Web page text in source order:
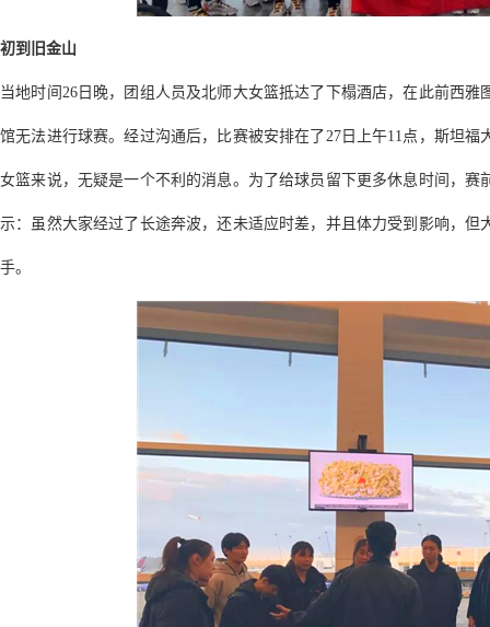
初到旧金山
当地时间26日晚，团组人员及北师大女篮抵达了下榻酒店，在此前西
馆无法进行球赛。经过沟通后，比赛被安排在了27日上午11点，斯坦
女篮来说，无疑是一个不利的消息。为了给球员留下更多休息时间，
示：虽然大家经过了长途奔波，还未适应时差，并且体力受到影响，
手。